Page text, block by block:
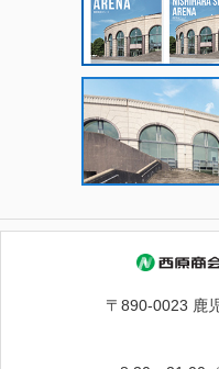
〒890-0023 鹿